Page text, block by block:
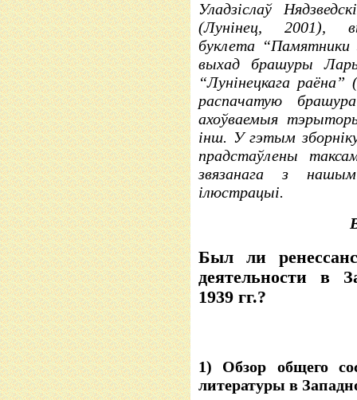
Уладзіслаў
(Лунінец, 2001),
буклета “Памятники
выхад брашуры
“Лунінецкага
распачатую
ахоўваемыя
інш. У гэтым
прадстаўлены
звязанага з
ілюстрацыі.
Был ли
деятельности в
1939 гг.?
1) Обзор общего
литературы в